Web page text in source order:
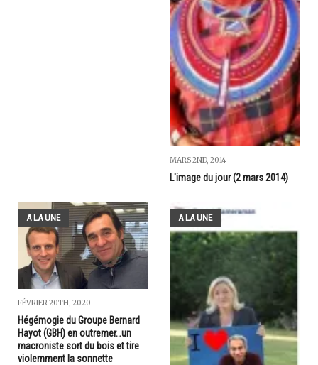
MARS 2ND, 2014
L'image du jour (2 mars 2014)
A LA UNE
FÉVRIER 20TH, 2020
Hégémogie du Groupe Bernard
Hayot (GBH) en outremer…un
macroniste sort du bois et tire
violemment la sonnette
A LA UNE